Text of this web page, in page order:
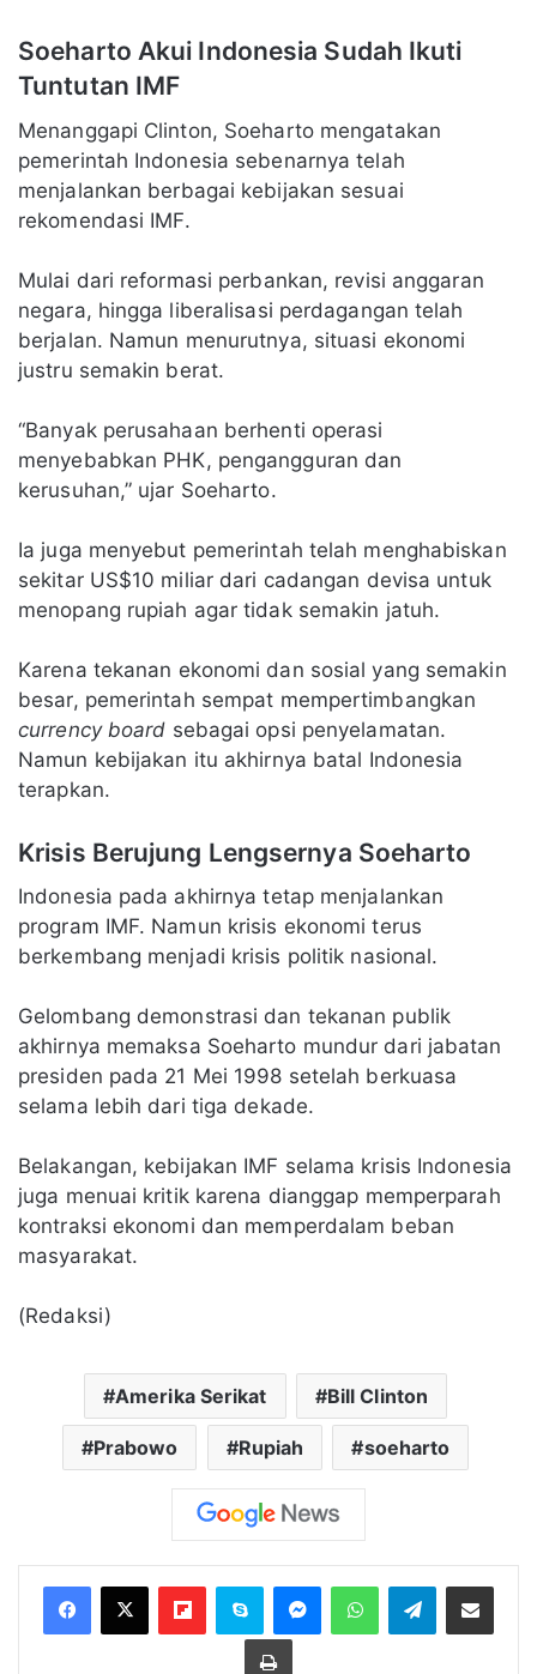
Soeharto Akui Indonesia Sudah Ikuti
Tuntutan IMF
Menanggapi Clinton, Soeharto mengatakan
pemerintah Indonesia sebenarnya telah
menjalankan berbagai kebijakan sesuai
rekomendasi IMF.
Mulai dari reformasi perbankan, revisi anggaran
negara, hingga liberalisasi perdagangan telah
berjalan. Namun menurutnya, situasi ekonomi
justru semakin berat.
“Banyak perusahaan berhenti operasi
menyebabkan PHK, pengangguran dan
kerusuhan,” ujar Soeharto.
Ia juga menyebut pemerintah telah menghabiskan
sekitar US$10 miliar dari cadangan devisa untuk
menopang rupiah agar tidak semakin jatuh.
Karena tekanan ekonomi dan sosial yang semakin
besar, pemerintah sempat mempertimbangkan
currency board sebagai opsi penyelamatan.
Namun kebijakan itu akhirnya batal Indonesia
terapkan.
Krisis Berujung Lengsernya Soeharto
Indonesia pada akhirnya tetap menjalankan
program IMF. Namun krisis ekonomi terus
berkembang menjadi krisis politik nasional.
Gelombang demonstrasi dan tekanan publik
akhirnya memaksa Soeharto mundur dari jabatan
presiden pada 21 Mei 1998 setelah berkuasa
selama lebih dari tiga dekade.
Belakangan, kebijakan IMF selama krisis Indonesia
juga menuai kritik karena dianggap memperparah
kontraksi ekonomi dan memperdalam beban
masyarakat.
(Redaksi)
Amerika Serikat Bill Clinton
Prabowo Rupiah soeharto
FlipboardSkype MessengerWhatsAppTelegramBagikan melalui Email
Cetak